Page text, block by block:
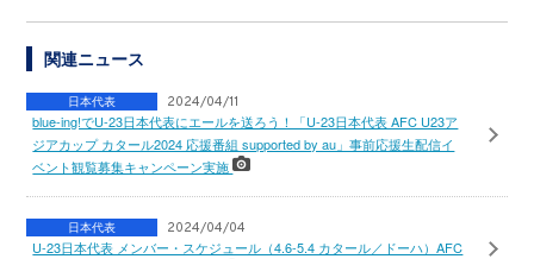
関連ニュース
日本代表 2024/04/11
blue-ing!でU-23日本代表にエールを送ろう！「U-23日本代表 AFC U23ア
ジアカップ カタール2024 応援番組 supported by au」事前応援生配信イ
ベント観覧募集キャンペーン実施
日本代表 2024/04/04
U-23日本代表 メンバー・スケジュール（4.6-5.4 カタール／ドーハ）AFC